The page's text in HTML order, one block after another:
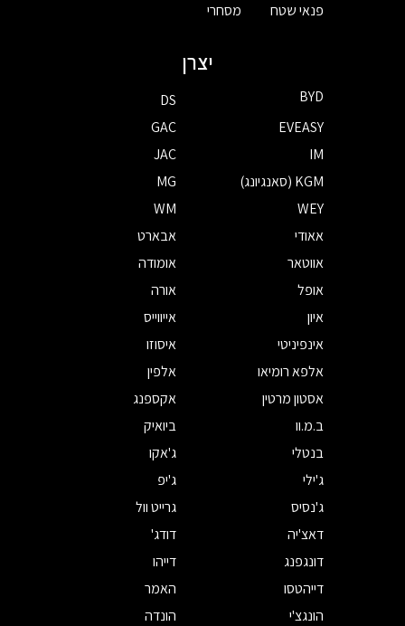
פנאי שטח
מסחרי
יצרן
BYD
DS
EVEASY
GAC
IM
JAC
KGM (סאנגיונג)
MG
WEY
WM
אאודי
אבארט
אווטאר
אומודה
אופל
אורה
איון
אייווייס
אינפיניטי
איסוזו
אלפא רומיאו
אלפין
אסטון מרטין
אקספנג
ב.מ.וו
ביואיק
בנטלי
ג'אקו
ג'ילי
ג'יפ
ג'נסיס
גרייט וול
דאצ'יה
דודג'
דונגפנג
דייהו
דייהטסו
האמר
הונגצ'י
הונדה